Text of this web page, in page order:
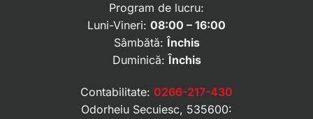
Program de lucru:
Luni-Vineri: 08:00 – 16:00
Sâmbătă: Închis
Duminică: Închis
Contabilitate: 0266-217-430
Odorheiu Secuiesc, 535600: